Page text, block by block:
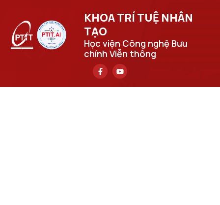
KHOA TRÍ TUỆ NHÂN
TẠO​
Học viện Công nghệ Bưu
chính Viễn thông